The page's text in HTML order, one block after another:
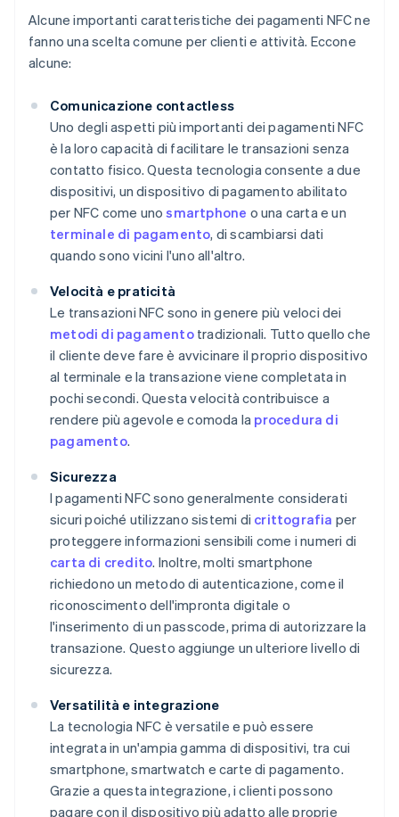
Alcune importanti caratteristiche dei pagamenti NFC ne
fanno una scelta comune per clienti e attività. Eccone
alcune:
Comunicazione contactless
Uno degli aspetti più importanti dei pagamenti NFC
è la loro capacità di facilitare le transazioni senza
contatto fisico. Questa tecnologia consente a due
dispositivi, un dispositivo di pagamento abilitato
per NFC come unosmartphone o una carta e un
terminale di pagamento, di scambiarsi dati
quando sono vicini l'uno all'altro.
Velocità e praticità
Le transazioni NFC sono in genere più veloci dei
metodi di pagamentotradizionali. Tutto quello che
il cliente deve fare è avvicinare il proprio dispositivo
al terminale e la transazione viene completata in
pochi secondi. Questa velocità contribuisce a
rendere più agevole e comoda la procedura di
pagamento.
Sicurezza
I pagamenti NFC sono generalmente considerati
sicuri poiché utilizzano sistemi di crittografia per
proteggere informazioni sensibili come i numeri di
carta di credito. Inoltre, molti smartphone
richiedono un metodo di autenticazione, come il
riconoscimento dell'impronta digitale o
l'inserimento di un passcode, prima di autorizzare la
transazione. Questo aggiunge un ulteriore livello di
sicurezza.
Versatilità e integrazione
La tecnologia NFC è versatile e può essere
integrata in un'ampia gamma di dispositivi, tra cui
smartphone, smartwatch e carte di pagamento.
Grazie a questa integrazione, i clienti possono
pagare con il dispositivo più adatto alle proprie